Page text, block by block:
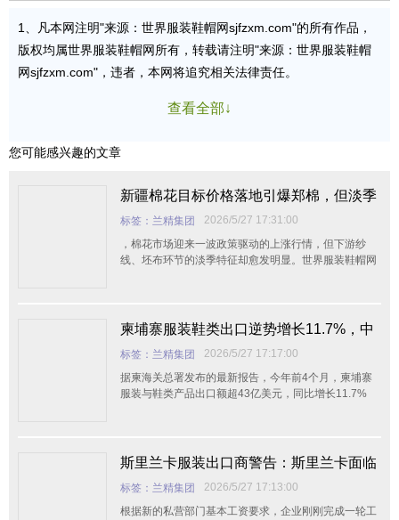
1、凡本网注明"来源：世界服装鞋帽网sjfzxm.com"的所有作品，
版权均属世界服装鞋帽网所有，转载请注明"来源：世界服装鞋帽
网sjfzxm.com"，违者，本网将追究相关法律责任。
查看全部↓
您可能感兴趣的文章
新疆棉花目标价格落地引爆郑棉，但淡季
阴影未散——企业该如何布局？
标签：兰精集团
2026/5/27 17:31:00
，棉花市场迎来一波政策驱动的上涨行情，但下游纱
线、坯布环节的淡季特征却愈发明显。世界服装鞋帽网
柬埔寨服装鞋类出口逆势增长11.7%，中
国稳居第一贸易伙伴——高增长下的隐忧
与破局之道
标签：兰精集团
2026/5/27 17:17:00
据柬海关总署发布的最新报告，今年前4个月，柬埔寨
服装与鞋类产品出口额超43亿美元，同比增长11.7%
斯里兰卡服装出口商警告：斯里兰卡面临
服装订单流失风险
标签：兰精集团
2026/5/27 17:13:00
根据新的私营部门基本工资要求，企业刚刚完成一轮工